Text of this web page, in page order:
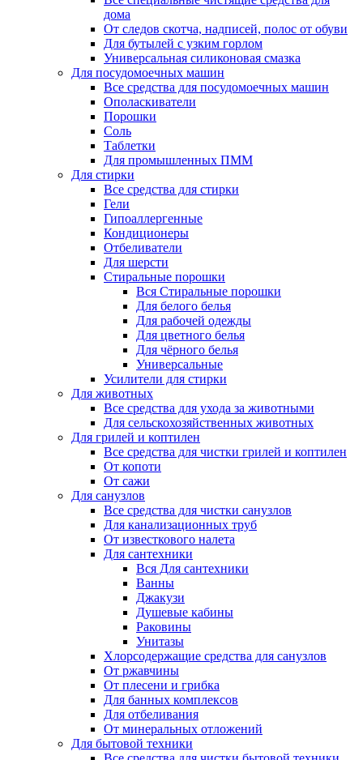
дома
От следов скотча, надписей, полос от обуви
Для бутылей с узким горлом
Универсальная силиконовая смазка
Для посудомоечных машин
Все средства для посудомоечных машин
Ополаскиватели
Порошки
Соль
Таблетки
Для промышленных ПММ
Для стирки
Все средства для стирки
Гели
Гипоаллергенные
Кондиционеры
Отбеливатели
Для шерсти
Стиральные порошки
Вся Стиральные порошки
Для белого белья
Для рабочей одежды
Для цветного белья
Для чёрного белья
Универсальные
Усилители для стирки
Для животных
Все средства для ухода за животными
Для сельскохозяйственных животных
Для грилей и коптилен
Все средства для чистки грилей и коптилен
От копоти
От сажи
Для санузлов
Все средства для чистки санузлов
Для канализационных труб
От известкового налета
Для сантехники
Вся Для сантехники
Ванны
Джакузи
Душевые кабины
Раковины
Унитазы
Хлорсодержащие средства для санузлов
От ржавчины
От плесени и грибка
Для банных комплексов
Для отбеливания
От минеральных отложений
Для бытовой техники